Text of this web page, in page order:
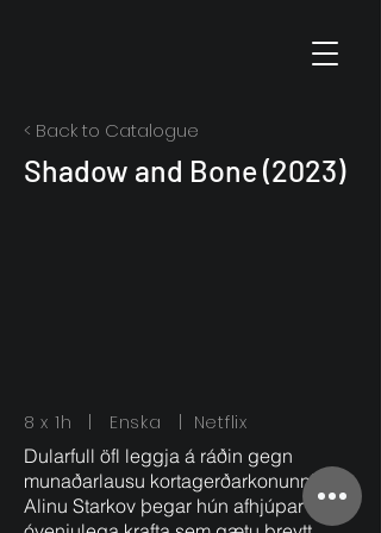
< Back to Catalogue
Shadow and Bone (2023)
8 x 1h | Enska | Netflix
Dularfull öfl leggja á ráðin gegn
munaðarlausu kortagerðarkonunni
Alinu Starkov þegar hún afhjúpar